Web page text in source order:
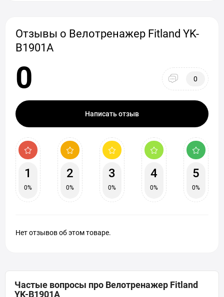
Отзывы о Велотренажер Fitland YK-
B1901A
0 0
Написать отзыв
1
0%
2
0%
3
0%
4
0%
5
0%
Нет отзывов об этом товаре.
Частые вопросы про Велотренажер Fitland
YK-B1901A